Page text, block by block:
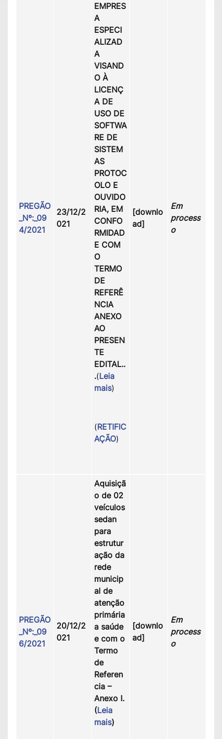
PREGÃO
_Nº:_09
4/2021
23/12/2
021
EMPRES
A
ESPECI
ALIZAD
A
VISAND
O À
LICENÇ
A DE
USO DE
SOFTWA
RE DE
SISTEM
AS
PROTOC
OLO E
OUVIDO
RIA, EM
CONFO
RMIDAD
E COM
O
TERMO
DE
REFERÊ
NCIA
ANEXO
AO
PRESEN
TE
EDITAL..
.(Leia
mais)
(RETIFIC
AÇÃO)
[downlo
ad]
Em
process
o
PREGÃO
_Nº:_09
6/2021
20/12/2
021
Aquisiçã
o de 02
veículos
sedan
para
estrutur
ação da
rede
municip
al de
atenção
primária
a saúde
e com o
Termo
de
Referen
cia –
Anexo I.
(Leia
mais)
[downlo
ad]
Em
process
o